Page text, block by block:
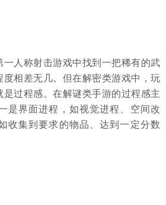
一人称射击游戏中找到一把稀有的武
度相差无几。但在解密类游戏中，玩
是过程感。在解谜类手游的过程感主
是界面进程，如视觉进程、空间改
收集到要求的物品、达到一定分数